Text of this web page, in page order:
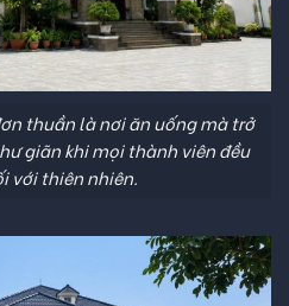
thuần là nơi ăn uống mà trở
giãn khi mọi thành viên đều
với thiên nhiên.